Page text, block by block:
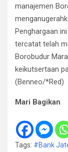
manajemen
Penghargaan
tercatat telah
Borobudur
keikutsertaan
(Benneo/*Red)
Mari Bagikan
Tags: #Bank